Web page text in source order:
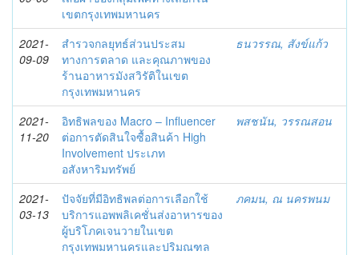
เขตกรุงเทพมหานคร
2021-
09-09
สำรวจกลยุทธ์ส่วนประสม
ทางการตลาด และคุณภาพของ
ร้านอาหารมังสวิรัติในเขต
กรุงเทพมหานคร
ธนวรรณ, สังข์แก้ว
2021-
11-20
อิทธิพลของ Macro – Influencer
ต่อการตัดสินใจซื้อสินค้า High
Involvement ประเภท
อสังหาริมทรัพย์
พสชนัน, วรรณสอน
2021-
03-13
ปัจจัยที่มีอิทธิพลต่อการเลือกใช้
บริการแอพพลิเคชั่นส่งอาหารของ
ผู้บริโภคเจนวายในเขต
กรุงเทพมหานครและปริมณฑล
ภคมน, ณ นครพนม